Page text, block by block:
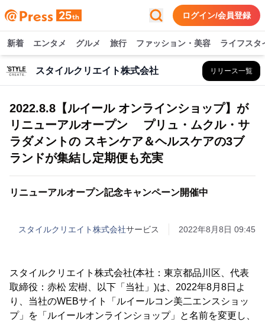
ログイン/会員登録
新着 エンタメ グルメ 旅行 ファッション・美容 ライフスタ
スタイルクリエイト株式会社 リリース一覧
2022.8.8【ルイール オンラインショップ】が
リニューアルオープン プリュ・ムクル・サ
ラダメントの スキンケア＆ヘルスケアの3ブ
ランドが集結し定期便も充実
リニューアルオープン記念キャンペーン開催中
スタイルクリエイト株式会社サービス 2022年8月8日 09:45
スタイルクリエイト株式会社(本社：東京都品川区、代表
取締役：赤松 宏樹、以下「当社」)は、2022年8月8日よ
り、当社のWEBサイト「ルイールコン美二エンスショッ
プ」を「ルイールオンラインショップ」と名前を変更し、